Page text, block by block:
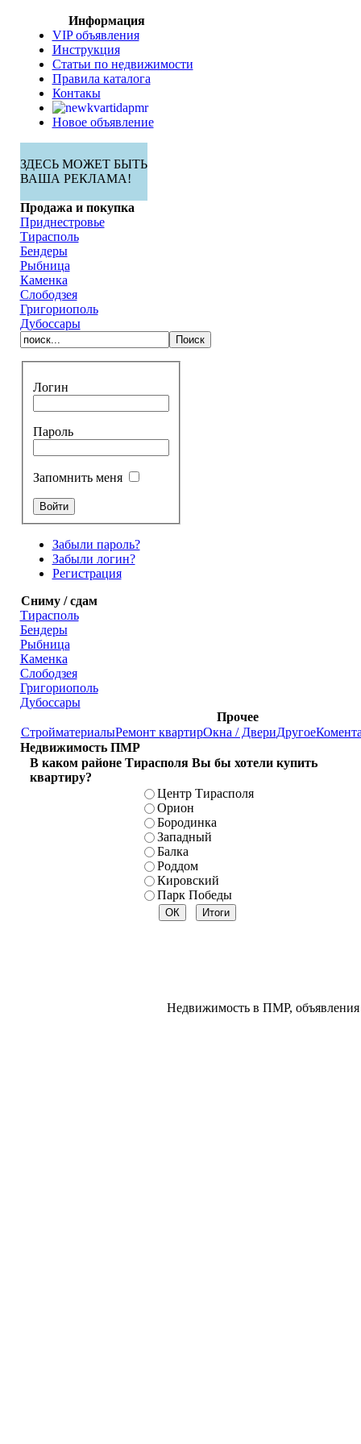
Информация
VIP объявления
Инструкция
Статьи по недвижимости
Правила каталога
Контакы
Новое объявление
ЗДЕСЬ МОЖЕТ БЫТЬ
ВАША РЕКЛАМА!
Продажа и покупка
Приднестровье
Тирасполь
Бендеры
Рыбница
Каменка
Слободзея
Григориополь
Дубоссары
Логин
Пароль
Запомнить меня
Забыли пароль?
Забыли логин?
Регистрация
Сниму / сдам
Тирасполь
Бендеры
Рыбница
Каменка
Слободзея
Григориополь
Дубоссары
Прочее
СтройматериалыРемонт квартирОкна / ДвериДругое
Недвижимость ПМР
В каком районе Тирасполя Вы бы хотели купить
квартиру?
Центр Тирасполя
Орион
Бородинка
Западный
Балка
Роддом
Кировский
Парк Победы
Недвижимость в ПМР, объявления